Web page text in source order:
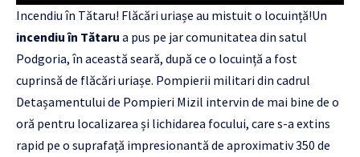
Incendiu în Tătaru! Flăcări uriașe au mistuit o locuință!Un
incendiu în Tătaru a pus pe jar comunitatea din satul
Podgoria, în această seară, după ce o locuință a fost
cuprinsă de flăcări uriașe. Pompierii militari din cadrul
Detașamentului de Pompieri Mizil intervin de mai bine de o
oră pentru localizarea și lichidarea focului, care s-a extins
rapid pe o suprafață impresionantă de aproximativ 350 de